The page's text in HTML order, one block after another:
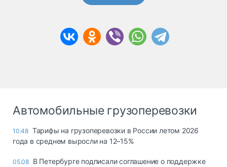
Автомобильные грузоперевозки
10:48 Тарифы на грузоперевозки в России летом 2026
года в среднем выросли на 12–15%
05.08 В Петербурге подписали соглашение о поддержке